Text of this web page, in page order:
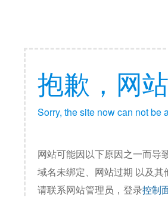
抱歉，网
Sorry, the site now can not be
网站可能因以下原因之一而导
域名未绑定、网站过期 以及其
请联系网站管理员，登录控制